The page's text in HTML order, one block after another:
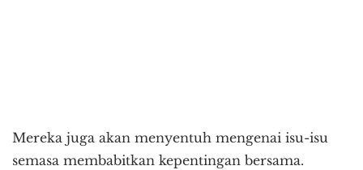
Mereka juga akan menyentuh mengenai isu-isu
semasa membabitkan kepentingan bersama.